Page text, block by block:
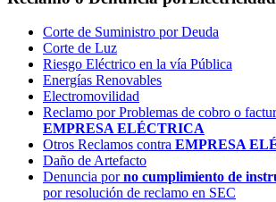
Corte de Suministro por Deuda
Corte de Luz
Riesgo Eléctrico en la vía Pública
Energías Renovables
Electromovilidad
Reclamo por Problemas de cobro o
EMPRESA ELÉCTRICA
Otros Reclamos contra EMPRESA
Daño de Artefacto
Denuncia porno cumplimiento de
por resolución de reclamo en SEC